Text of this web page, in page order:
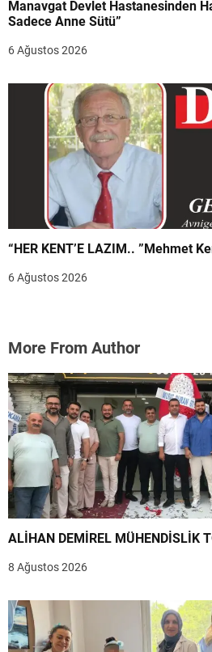
Manavgat Devlet Hastanesinden
Sadece Anne Sütü”
6 Ağustos 2026
“HER KENT’E
6 Ağustos 2026
More From Author
ALİHAN DEMİREL MÜHENDİSLİK
8 Ağustos 2026